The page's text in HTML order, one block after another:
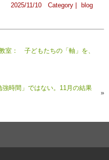
2025/11/10 Category | blog
室： 子どもたちの「軸」を、
強時間」ではない。11月の結果
»